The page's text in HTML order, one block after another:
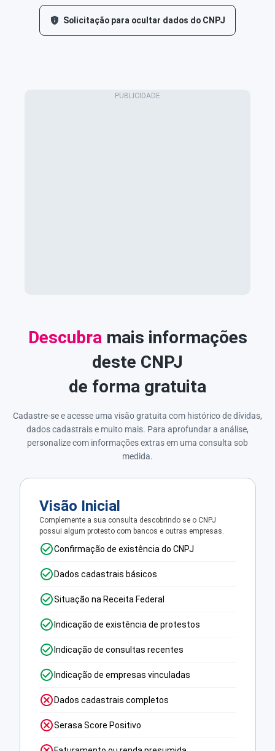
Solicitação para ocultar dados do CNPJ
Descubra mais informações
deste CNPJ
de forma gratuita
Cadastre-se e acesse uma visão gratuita com histórico de dívidas,
dados cadastrais e muito mais. Para aprofundar a análise,
personalize com informações extras em uma consulta sob
medida.
Visão Inicial
Complemente a sua consulta descobrindo se o CNPJ
possui algum protesto com bancos e outras empresas.
Confirmação de existência do CNPJ
Dados cadastrais básicos
Situação na Receita Federal
Indicação de existência de protestos
Indicação de consultas recentes
Indicação de empresas vinculadas
Dados cadastrais completos
Serasa Score Positivo